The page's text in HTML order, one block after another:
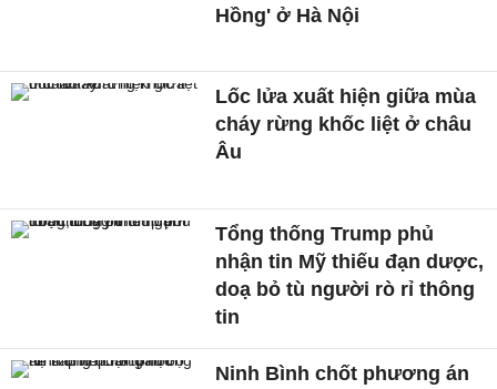
Hồng' ở Hà Nội
Lốc lửa xuất hiện giữa mùa
cháy rừng khốc liệt ở châu
Âu
Tổng thống Trump phủ
nhận tin Mỹ thiếu đạn dược,
doạ bỏ tù người rò rỉ thông
tin
Ninh Bình chốt phương án